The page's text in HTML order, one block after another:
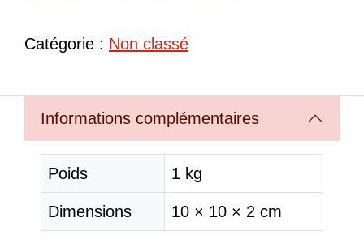
Catégorie : Non classé
Informations complémentaires
Poids 1 kg
Dimensions 10 × 10 × 2 cm